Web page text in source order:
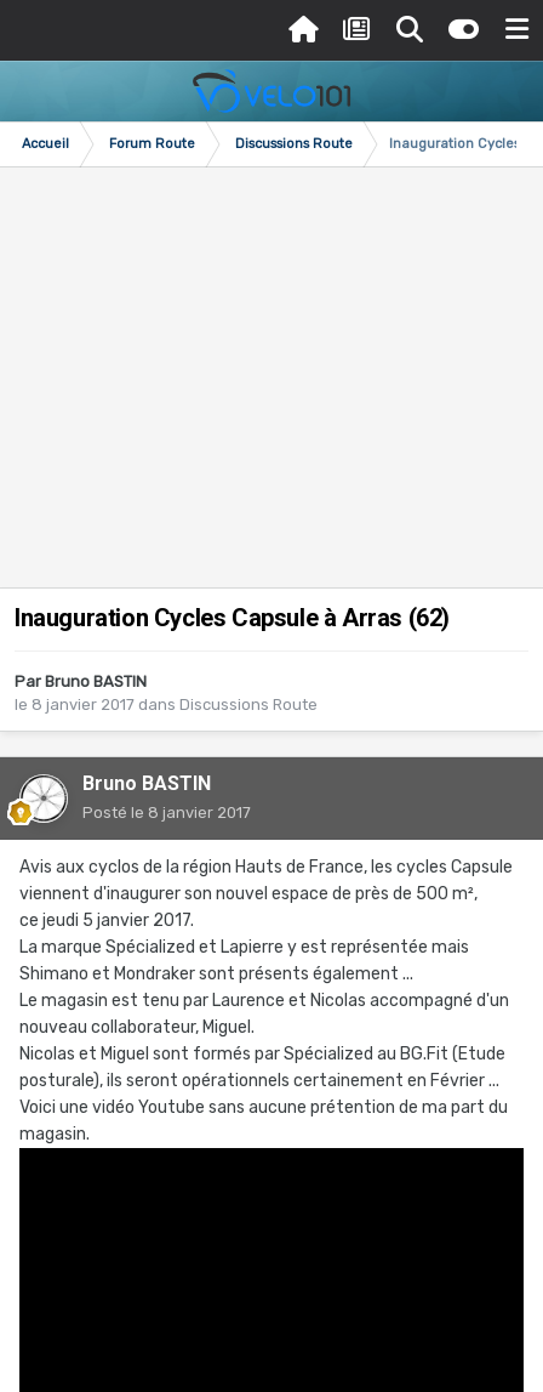
Accueil Forum Route Discussions Route Inauguration Cycles
Inauguration Cycles Capsule à Arras (62)
Par Bruno BASTIN
le 8 janvier 2017 dans Discussions Route
Bruno BASTIN
Posté le 8 janvier 2017
Avis aux cyclos de la région Hauts de France, les cycles Capsule
viennent d'inaugurer son nouvel espace de près de 500 m²,
ce jeudi 5 janvier 2017.
La marque Spécialized et Lapierre y est représentée mais
Shimano et Mondraker sont présents également ...
Le magasin est tenu par Laurence et Nicolas accompagné d'un
nouveau collaborateur, Miguel.
Nicolas et Miguel sont formés par Spécialized au BG.Fit (Etude
posturale), ils seront opérationnels certainement en Février ...
Voici une vidéo Youtube sans aucune prétention de ma part du
magasin.